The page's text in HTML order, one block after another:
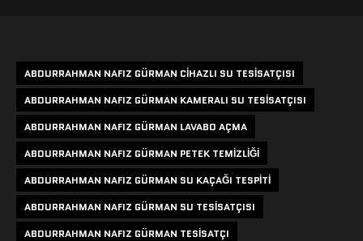
ABDURRAHMAN NAFIZ GÜRMAN CIHAZLI SU TESISATÇISI
ABDURRAHMAN NAFIZ GÜRMAN KAMERALI SU TESISATÇISI
ABDURRAHMAN NAFIZ GÜRMAN LAVABO AÇMA
ABDURRAHMAN NAFIZ GÜRMAN PETEK TEMIZLIĞI
ABDURRAHMAN NAFIZ GÜRMAN SU KAÇAĞI TESPITI
ABDURRAHMAN NAFIZ GÜRMAN SU TESISATÇISI
ABDURRAHMAN NAFIZ GÜRMAN TESISATÇI